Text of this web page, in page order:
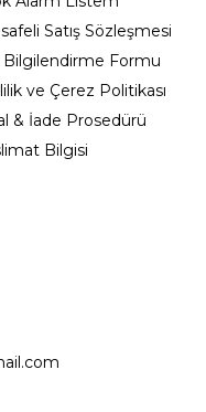
Satış Sözleşmesi
Bilgilendirme Formu
ve Çerez Politikası
& İade Prosedürü
Bilgisi